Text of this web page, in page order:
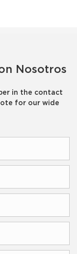
Nosotros
in the contact
for our wide